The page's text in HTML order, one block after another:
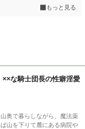
もっと見る
な騎士団長の性癖淫愛
奥で暮らしながら、魔法薬
山を下りて麓にある病院や